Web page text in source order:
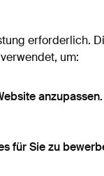
erforderlich.
um:
anzupassen.
für Sie zu